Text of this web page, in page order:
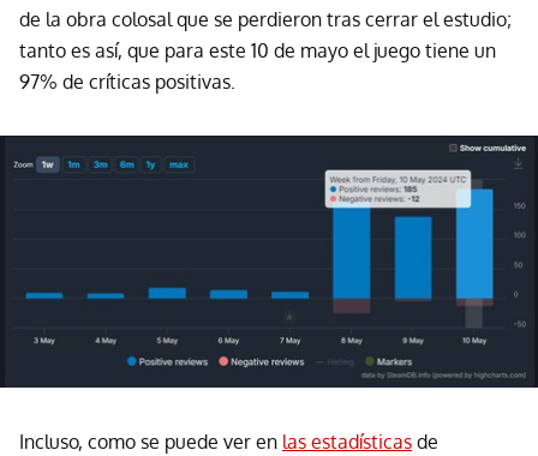
de la obra colosal que se perdieron tras cerrar el estudio;
tanto es así, que para este 10 de mayo el juego tiene un
97% de críticas positivas.
Incluso, como se puede ver en las estadísticas de